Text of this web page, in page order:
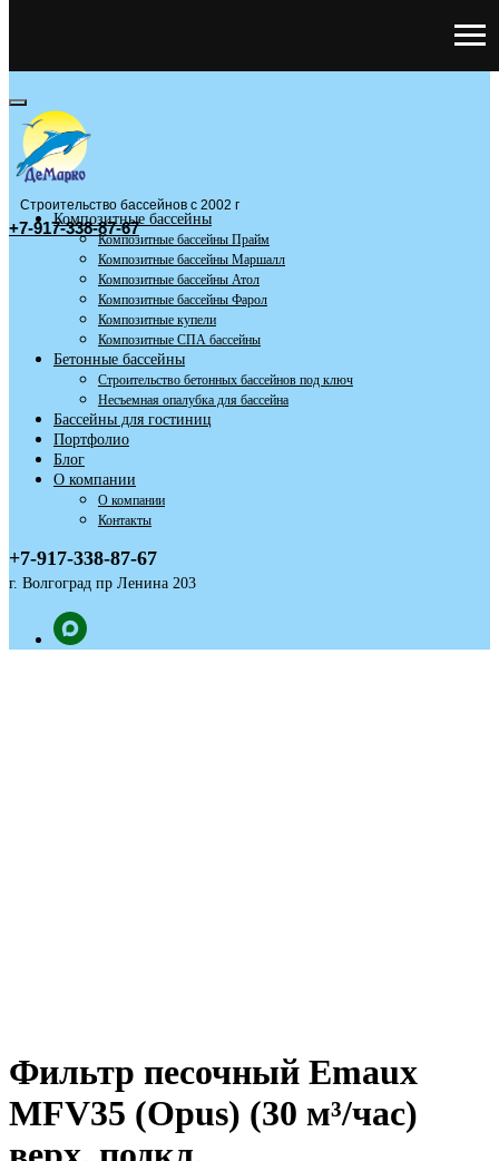
Строительство бассейнов с 2002 г
+7-917-338-87-67
Композитные бассейны
Композитные бассейны Прайм
Композитные бассейны Маршалл
Композитные бассейны Атол
Композитные бассейны Фарол
Композитные купели
Композитные СПА бассейны
Бетонные бассейны
Строительство бетонных бассейнов под ключ
Несъемная опалубка для бассейна
Бассейны для гостиниц
Портфолио
Блог
О компании
О компании
Контакты
+7-917-338-87-67
г. Волгоград пр Ленина 203
Фильтр песочный Emaux
MFV35 (Opus) (30 м³/час)